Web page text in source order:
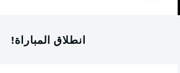
انطلاق المباراة!